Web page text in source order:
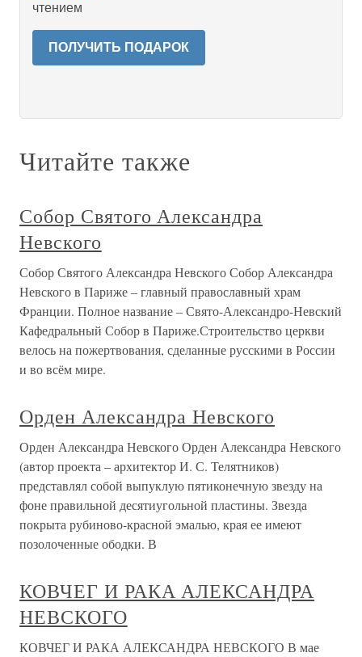
чтением
ПОЛУЧИТЬ ПОДАРОК
Читайте также
Собор Святого Александра
Невского
Собор Святого Александра Невского Собор Александра
Невского в Париже – главный православный храм
Франции. Полное название – Свято-Александро-Невский
Кафедральный Собор в Париже.Строительство церкви
велось на пожертвования, сделанные русскими в России
и во всём мире.
Орден Александра Невского
Орден Александра Невского Орден Александра Невского
(автор проекта – архитектор И. С. Телятников)
представлял собой выпуклую пятиконечную звезду на
фоне правильной десятиугольной пластины. Звезда
покрыта рубиново-красной эмалью, края ее имеют
позолоченные ободки. В
КОВЧЕГ И РАКА АЛЕКСАНДРА
НЕВСКОГО
КОВЧЕГ И РАКА АЛЕКСАНДРА НЕВСКОГО В мае